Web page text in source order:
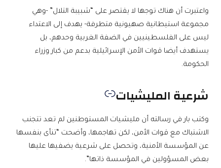
واعتبرت أن هناك توجها لا يقتصر على “شبيبة التلال” -وهي
مجموعة استيطانية صهيونية متطرفة- يهدف إلى الاعتداء
ليس على الفلسطينيين في الضفة الغربية وحدهم، بل
يستهدف أيضا قوات الأمن الإسرائيلية بدعم من كبار وزراء
الحكومة.
شرعية المليشيات
وكتب بار في رسالته أن مليشيات المستوطنين لم تعد تتجنب
الاشتباك مع قوات الأمن، لكن تهاجمها، وأضحت “تنأى بنفسها
عن المؤسسة الأمنية، وتحصل على شرعية يضفيها عليها
بعض المسؤولين في المؤسسة ذاتها”.